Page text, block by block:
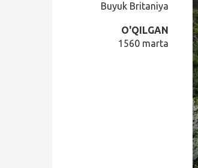
Buyuk Britaniya
O'QILGAN
1560 marta